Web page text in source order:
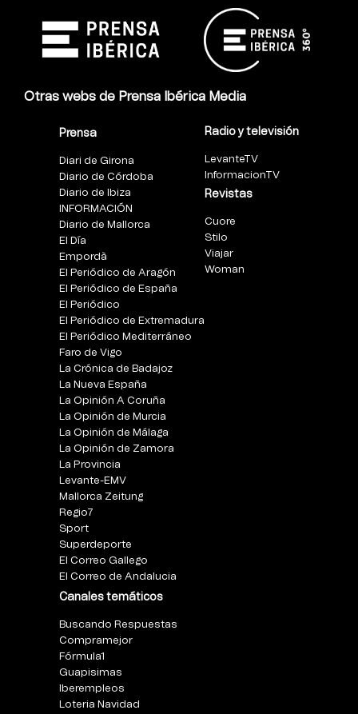
Otras webs de Prensa Ibérica Media
Prensa
Diari de Girona
Diario de Córdoba
Diario de Ibiza
INFORMACIÓN
Diario de Mallorca
El Día
Empordà
El Periódico de Aragón
El Periódico de España
El Periódico
El Periódico de Extremadura
El Periódico Mediterráneo
Faro de Vigo
La Crónica de Badajoz
La Nueva España
La Opinión A Coruña
La Opinión de Murcia
La Opinión de Málaga
La Opinión de Zamora
La Provincia
Levante-EMV
Mallorca Zeitung
Regio7
Sport
Superdeporte
El Correo Gallego
El Correo de Andalucia
Canales temáticos
Buscando Respuestas
Compramejor
Fórmula1
Guapisimas
Iberempleos
Loteria Navidad
Radio y televisión
LevanteTV
InformacionTV
Revistas
Cuore
Stilo
Viajar
Woman